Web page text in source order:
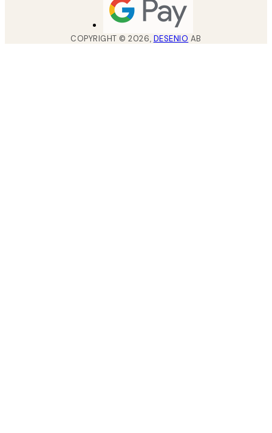
COPYRIGHT ©2026, DESENIO AB